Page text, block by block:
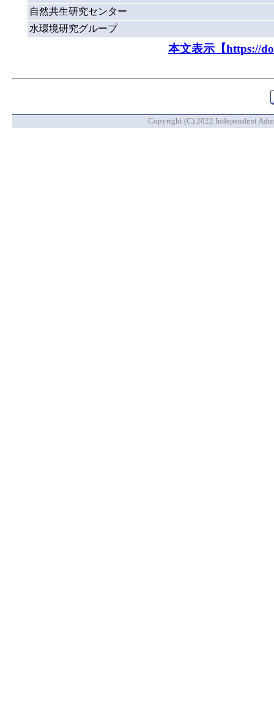
自然共生研究センター
水環境研究グループ
本文表示【https://
Copyright (C) 2022 Independent